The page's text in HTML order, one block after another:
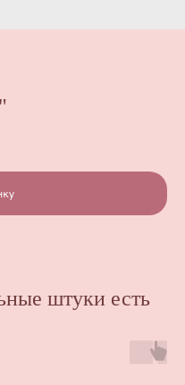
штуки есть